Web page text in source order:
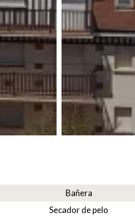
Bañera
Secador de pelo